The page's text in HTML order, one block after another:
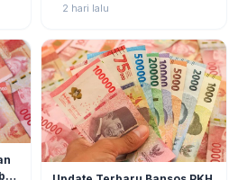
2 hari lalu